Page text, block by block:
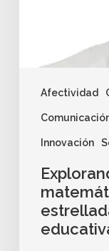
Afectividad
Innovación